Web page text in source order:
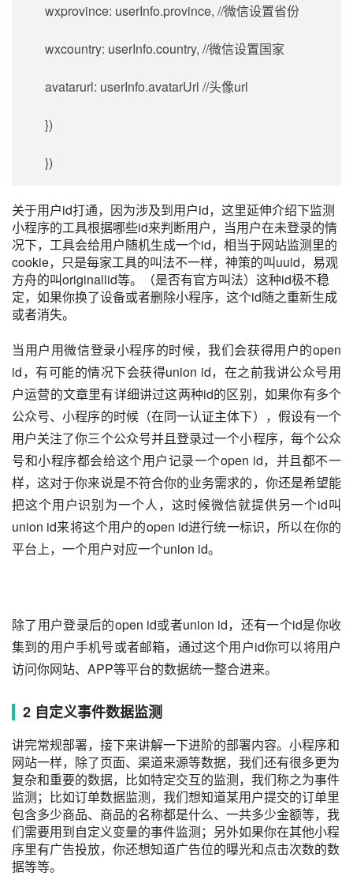
wxprovince: userInfo.province, //微信设置省份
wxcountry: userInfo.country, //微信设置国家
avatarurl: userInfo.avatarUrl //头像url
})
})
关于用户id打通，因为涉及到用户id，这里延伸介绍下监测
小程序的工具根据哪些id来判断用户，当用户在未登录的情
况下，工具会给用户随机生成一个id，相当于网站监测里的
cookie，只是每家工具的叫法不一样，神策的叫uuid，易观
方舟的叫originallid等。（是否有官方叫法）这种id极不稳
定，如果你换了设备或者删除小程序，这个id随之重新生成
或者消失。
当用户用微信登录小程序的时候，我们会获得用户的open
id，有可能的情况下会获得union id，在之前我讲公众号用
户运营的文章里有详细讲过这两种id的区别，如果你有多个
公众号、小程序的时候（在同一认证主体下），假设有一个
用户关注了你三个公众号并且登录过一个小程序，每个公众
号和小程序都会给这个用户记录一个open id，并且都不一
样，这对于你来说是不符合你的业务需求的，你还是希望能
把这个用户识别为一个人，这时候微信就提供另一个id叫
union id来将这个用户的open id进行统一标识，所以在你的
平台上，一个用户对应一个union id。
除了用户登录后的open id或者union id，还有一个id是你收
集到的用户手机号或者邮箱，通过这个用户id你可以将用户
访问你网站、APP等平台的数据统一整合进来。
2 自定义事件数据监测
讲完常规部署，接下来讲解一下进阶的部署内容。小程序和
网站一样，除了页面、渠道来源等数据，我们还有很多更为
复杂和重要的数据，比如特定交互的监测，我们称之为事件
监测；比如订单数据监测，我们想知道某用户提交的订单里
包含多少商品、商品的名称都是什么、一共多少金额等，我
们需要用到自定义变量的事件监测；另外如果你在其他小程
序里有广告投放，你还想知道广告位的曝光和点击次数的数
据等等。